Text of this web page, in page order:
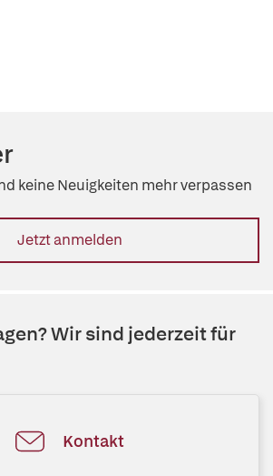
keine Neuigkeiten mehr verpassen
Jetzt anmelden
Wir sind jederzeit für
Kontakt